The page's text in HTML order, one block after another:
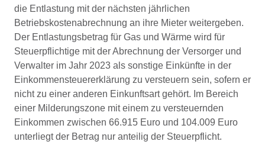
die Entlastung mit der nächsten jährlichen
Betriebskostenabrechnung an ihre Mieter weitergeben.
Der Entlastungsbetrag für Gas und Wärme wird für
Steuerpflichtige mit der Abrechnung der Versorger und
Verwalter im Jahr 2023 als sonstige Einkünfte in der
Einkommensteuererklärung zu versteuern sein, sofern er
nicht zu einer anderen Einkunftsart gehört. Im Bereich
einer Milderungszone mit einem zu versteuernden
Einkommen zwischen 66.915 Euro und 104.009 Euro
unterliegt der Betrag nur anteilig der Steuerpflicht.